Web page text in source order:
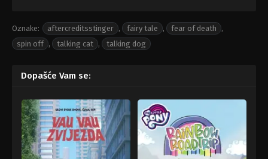
Oznake: aftercreditsstinger , fairy tale , fear of death
,
spin off , talking cat , talking dog
Dopašće Vam se: